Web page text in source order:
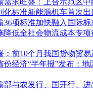
需求旺盛：上合示范区中
化标准新能源机车首次出
36项标准加快融入国际标
降低全社会物流成本专
：前10个月我国货物贸易
份经济“半年报”发布：
部与农发行、国开行、